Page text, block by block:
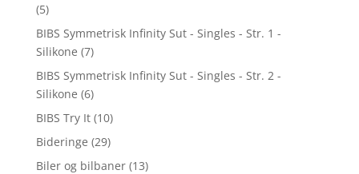
(5)
BIBS Symmetrisk Infinity Sut - Singles - Str. 1 -
Silikone (7)
BIBS Symmetrisk Infinity Sut - Singles - Str. 2 -
Silikone (6)
BIBS Try It (10)
Bideringe (29)
Biler og bilbaner (13)